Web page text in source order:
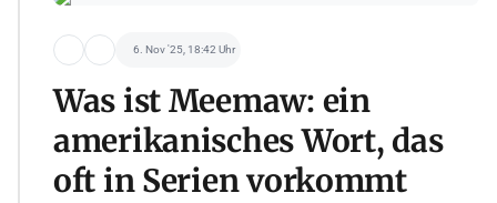
6. Nov '25, 18:42 Uhr
Was ist Meemaw: ein
amerikanisches Wort, das
oft in Serien vorkommt